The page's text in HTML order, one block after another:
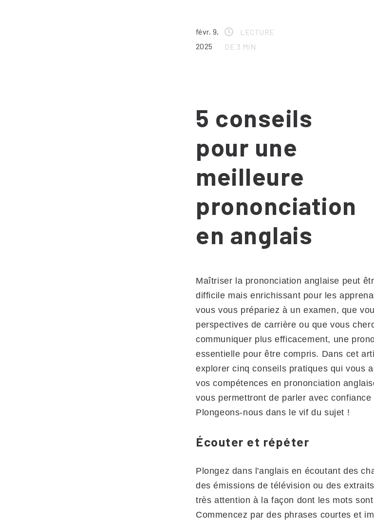
févr. 9,
2025
LECTURE
DE 3 MIN
5 conseils
pour une
meilleure
prononciation
en anglais
Maîtriser la prononciation anglaise peut
difficile mais enrichissant pour les
vous vous prépariez à un examen, que
perspectives de carrière ou que vous
communiquer plus efficacement, une
essentielle pour être compris. Dans cet
explorer cinq conseils pratiques qui vous
vos compétences en prononciation
vous permettront de parler avec confiance
Plongeons-nous dans le vif du sujet !
Écouter et répéter
Plongez dans l'anglais en écoutant des
des émissions de télévision ou des
très attention à la façon dont les mots
Commencez par des phrases courtes et